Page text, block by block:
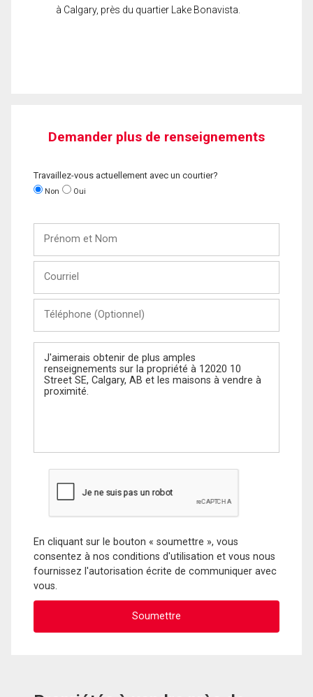
à Calgary, près du quartier Lake Bonavista.
Demander plus de renseignements
Travaillez-vous actuellement avec un courtier?
Non Oui
Nom
(Optionnel)
Message
En cliquant sur le bouton « soumettre », vous
consentez à nos conditions d'utilisation et vous nous
fournissez l'autorisation écrite de communiquer avec
vous.